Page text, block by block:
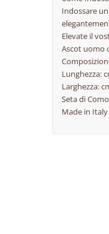
Indossare
Elevate il
Ascot uomo
Lunghezza:
Larghezza:
Seta di Como
Made in Italy